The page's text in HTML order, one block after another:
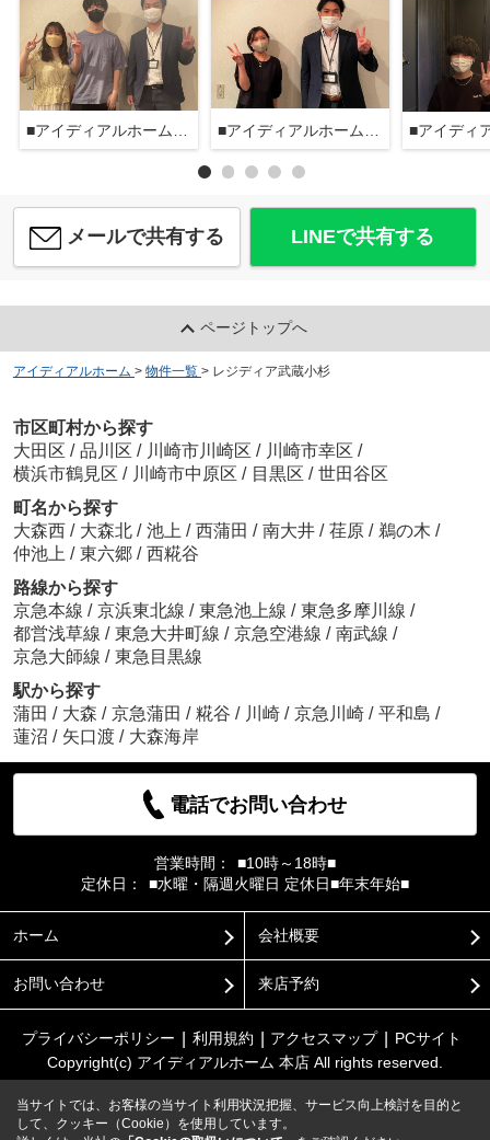
メールで共有する LINEで共有する
ページトップへ
アイディアルホーム > 物件一覧 > レジディア武蔵小杉
市区町村から探す
大田区 / 品川区 / 川崎市川崎区 / 川崎市幸区 /
横浜市鶴見区 / 川崎市中原区 / 目黒区 / 世田谷区
町名から探す
大森西 / 大森北 / 池上 / 西蒲田 / 南大井 / 荏原 / 鵜の木 /
仲池上 / 東六郷 / 西糀谷
路線から探す
京急本線 / 京浜東北線 / 東急池上線 / 東急多摩川線 /
都営浅草線 / 東急大井町線 / 京急空港線 / 南武線 /
京急大師線 / 東急目黒線
駅から探す
蒲田 / 大森 / 京急蒲田 / 糀谷 / 川崎 / 京急川崎 / 平和島 /
蓮沼 / 矢口渡 / 大森海岸
電話でお問い合わせ
営業時間：
■10時～18時■
定休日：
■水曜・隔週火曜日 定休日■年末年始■
ホーム 会社概要
お問い合わせ 来店予約
プライバシーポリシー 利用規約 アクセスマップ
PCサイト
Copyright(c) アイディアルホーム 本店 All rights reserved.
当サイトでは、お客様の当サイト利用状況把握、サービス向上検討を目的と
して、クッキー（Cookie）を使用しています。